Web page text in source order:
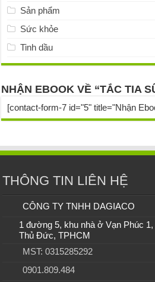
Sản phẩm
Sức khỏe
Tinh dầu
NHẬN EBOOK VỀ “TẮC TIA
[contact-form-7 id="5" title="Nhận
THÔNG TIN LIÊN HỆ
CÔNG TY TNHH DAGIACO
1 đường 5, khu nhà ở Vạn Phúc
Thủ Đức, TPHCM
MST: 0315285292
0901.809.484